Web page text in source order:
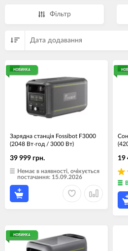
Фiльтр
Дата додавання
НОВИНКА
Зарядна станція Fossibot F3000
(2048 Вт·год / 3000 Вт)
39 999 грн.
Немає в наявності, очікується
постачання: 15.09.2026
19
НОВИНКА